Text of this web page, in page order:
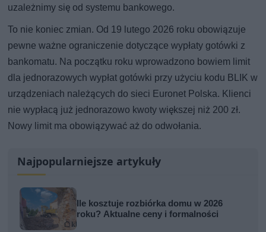
uzależnimy się od systemu bankowego.
To nie koniec zmian. Od 19 lutego 2026 roku obowiązuje
pewne ważne ograniczenie dotyczące wypłaty gotówki z
bankomatu. Na początku roku wprowadzono bowiem limit
dla jednorazowych wypłat gotówki przy użyciu kodu BLIK w
urządzeniach należących do sieci Euronet Polska. Klienci
nie wypłacą już jednorazowo kwoty większej niż 200 zł.
Nowy limit ma obowiązywać aż do odwołania.
Najpopularniejsze artykuły
Ile kosztuje rozbiórka domu w 2026
roku? Aktualne ceny i formalności